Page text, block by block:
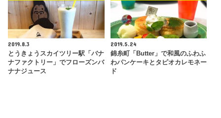
2019.8.3
とうきょうスカイツリー駅「バナ
ナファクトリー」でフローズンバ
ナナジュース
2019.5.24
錦糸町「Butter」で和風のふわふ
わパンケーキとタピオカレモネー
ド